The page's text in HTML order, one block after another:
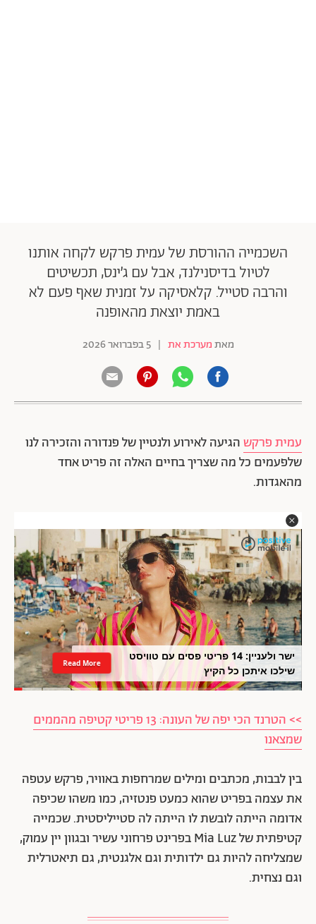
השכמייה ההורסת של עמית פרקש לקחה אותנו
לטיול בדיסנילנד, אבל עם ג’ינס, תכשיטים
והרבה סטייל. קלאסיקה על זמנית שאף פעם לא
באמת יוצאת מהאופנה
מאתמערכת את | 5 בפברואר 2026
עמית פרקשהגיעה לאירוע ולנטיין של פנדורה והזכירה לנו
שלפעמים כל מה שצריך בחיים האלה זה פריט אחד
מהאגדות.
ישר ולעניין: 14 פריטי פסים עם טוויסט
שילכו איתכן כל הקיץ
Read More
>> הטרנד הכי יפה של העונה: 13 פריטי קטיפה מהממים
שמצאנו
בין לבבות, מכתבים ומילים שמרחפות באוויר, פרקש עטפה
את עצמה בפריט שהוא כמעט פנטזיה, כמו משהו שכיפה
אדומה הייתה לובשת לו הייתה לה סטייליסטית. שכמייה
קטיפתית של Mia Luz בפרינט פרחוני עשיר ובגוון יין עמוק,
שמצליחה להיות גם ילדותית וגם אלגנטית, גם תיאטרלית
וגם נצחית.